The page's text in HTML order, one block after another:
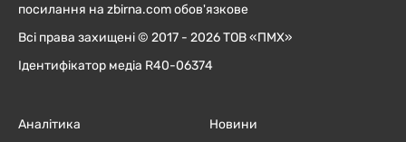
посилання на zbirna.com обов'язкове
Всі права захищені © 2017 - 2026 ТОВ «ПМХ»
Ідентифікатор медіа R40-06374
Аналітика
Новини